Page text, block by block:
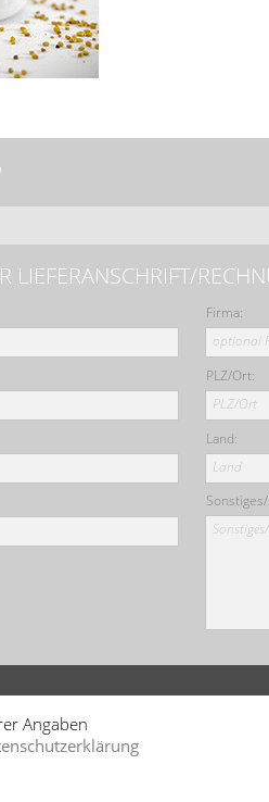
LIEFERANSCHRIFT/
Firma:
optional
PLZ/Ort:
PLZ/Ort
Land:
Land
Angaben